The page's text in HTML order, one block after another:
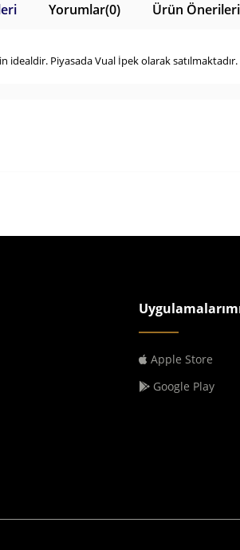
Yorumlar(0) Ürün Önerileri
idealdir. Piyasada Vual İpek olarak
Apple Store
Google Play